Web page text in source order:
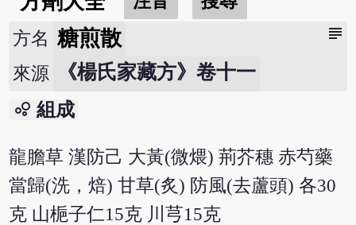
subject
方名 糖煎散
來源 《楊氏家藏方》卷十一
bubble_chart 組成
龍膽草 漢防己 大黃(微煨) 荊芥穗 赤芍藥
當歸(洗，焙) 甘草(炙) 防風(去蘆頭) 各30
克 山梔子仁15克 川芎15克